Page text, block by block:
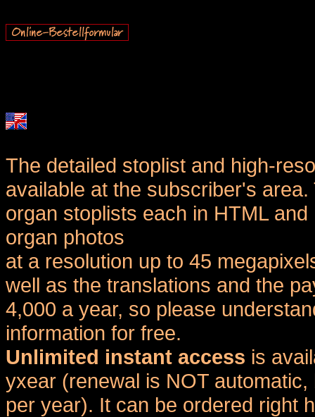
The detailed stoplist and high-
available at the subscriber's
organ stoplists each in HTML
organ photos
at a resolution up to 45
well as the translations and the
4,000 a year, so please
information for free.
Unlimited instant access is
yxear (renewal is NOT
per year). It can be ordered right